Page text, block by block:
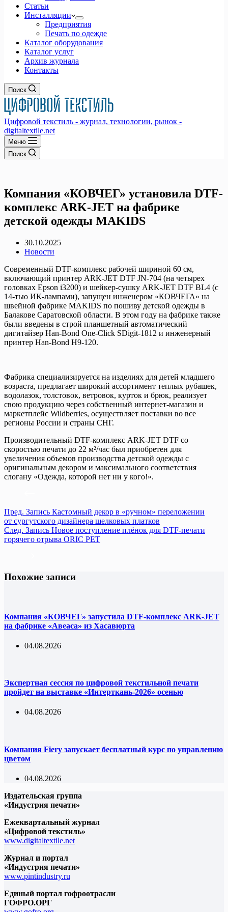
Статьи
Инсталляции
Предприятия
Печать по одежде
Каталог оборудования
Каталог услуг
Архив журнала
Контакты
Поиск
Цифровой текстиль - журнал, технологии, рынок -
digitaltextile.net
Меню
Поиск
Компания «КОВЧЕГ» установила DTF-
комплекс ARK-JET на фабрике
детской одежды MAKIDS
30.10.2025
Новости
Современный DTF-комплекс рабочей шириной 60 см,
включающий принтер ARK-JET DTF JN-704 (на четырех
головках Epson i3200) и шейкер-сушку ARK-JET DTF BL4 (с
14-тью ИК-лампами), запущен инженером «КОВЧЕГА» на
швейной фабрике MAKIDS по пошиву детской одежды в
Балакове Саратовской области. В этом году на фабрике также
были введены в строй планшетный автоматический
дигитайзер Han-Bond One-Click SDigit-1812 и инженерный
принтер Han‑Bond Н9‑120.
Фабрика специализируется на изделиях для детей младшего
возраста, предлагает широкий ассортимент теплых рубашек,
водолазок, толстовок, ветровок, курток и брюк, реализует
свою продукцию через собственный интернет-магазин и
маркетплейс Wildberries, осуществляет поставки во все
регионы России и страны СНГ.
Производительный DTF-комплекс ARK-JET DTF со
скоростью печати до 22 м²/час был приобретен для
увеличения объемов производства детской одежды с
оригинальным декором и максимального соответствия
слогану «Одежда, которой нет ни у кого!».
Пред. Запись Кастомный декор в «ручном» переложении
от сургутского дизайнера шелковых платков
След. Запись Новое поступление плёнок для DTF-печати
горячего отрыва ORIC PET
Похожие записи
Компания «КОВЧЕГ» запустила DTF-комплекс ARK-JET
на фабрике «Авеаса» из Хасавюрта
04.08.2026
Экспертная сессия по цифровой текстильной печати
пройдет на выставке «Интерткань-2026» осенью
04.08.2026
Компания Fiery запускает бесплатный курс по управлению
цветом
04.08.2026
Издательская группа
«Индустрия печати»
Ежеквартальный журнал
«Цифровой текстиль»
www.digitaltextile.net
Журнал и портал
«Индустрия печати»
www.pintindustry.ru
Единый портал гофроотрасли
ГОФРО.ОРГ